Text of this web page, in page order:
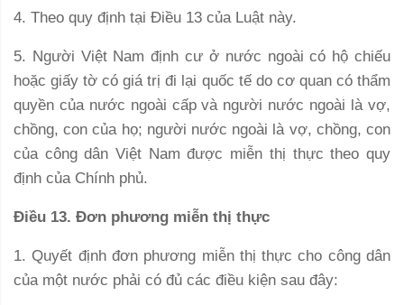
4. Theo quy định tại Điều 13 của Luật này.
5. Người Việt Nam định cư ở nước ngoài có hộ chiếu
hoặc giấy tờ có giá trị đi lại quốc tế do cơ quan có thẩm
quyền của nước ngoài cấp và người nước ngoài là vợ,
chồng, con của họ; người nước ngoài là vợ, chồng, con
của công dân Việt Nam được miễn thị thực theo quy
định của Chính phủ.
Điều 13. Đơn phương miễn thị thực
1. Quyết định đơn phương miễn thị thực cho công dân
của một nước phải có đủ các điều kiện sau đây: